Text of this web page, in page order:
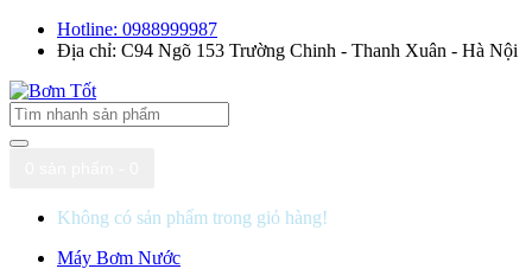
Hotline: 0988999987
Địa chỉ: C94 Ngõ 153 Trường Chinh - Thanh Xuân - Hà Nội
Không có sản phẩm trong giỏ hàng!
Máy Bơm Nước